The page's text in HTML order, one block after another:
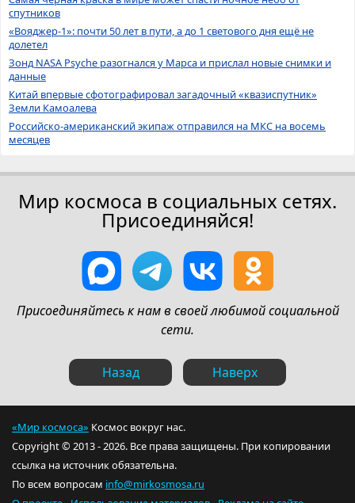
спутников
«Вояджер-1»: почти 50 лет в пути, а до 1 светового дня ещё не
долетел
Зонд NASA Psyche разогнался у Марса и прислал новые снимки и
данные
Китай впервые сфотографировал загадочный «квазиспутник»
Земли Камоалева
Российско-американский экипаж отправился на МКС на восемь
месяцев
Мир космоса в социальных сетях.
Присоединяйся!
Присоединяйтесь к нам в своей любимой социальной
сети.
Назад Наверх
«Мир космоса» Космос вокруг нас.
Copyright © 2013 - 2026. Все права защищены. При копировании
ссылка на источник обязательна.
По всем вопросам info@mirkosmosa.ru